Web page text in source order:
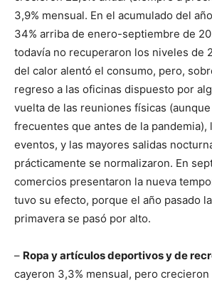
3,9% mensual. En el acumulado del
34% arriba de enero-septiembre de
todavía no recuperaron los niveles de
del calor alentó el consumo, pero,
regreso a las oficinas dispuesto por
vuelta de las reuniones físicas
frecuentes que antes de la pandemia),
eventos, y las mayores salidas
prácticamente se normalizaron. En
comercios presentaron la nueva
tuvo su efecto, porque el año pasado
primavera se pasó por alto.
– Ropa y artículos deportivos y de
cayeron 3,3% mensual, pero crecieron